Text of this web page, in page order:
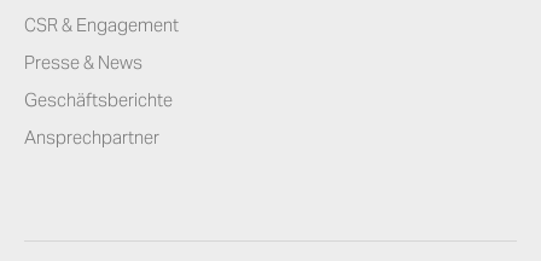
CSR & Engagement
Presse & News
Geschäftsberichte
Ansprechpartner